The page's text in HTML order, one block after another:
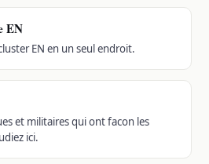
EN
EN en un seul endroit.
et militaires qui ont facon les
ici.